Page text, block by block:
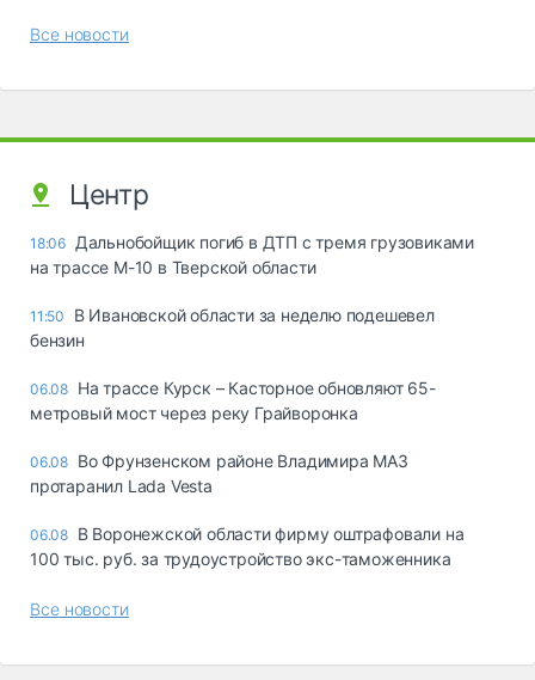
Все новости
Центр
18:06 Дальнобойщик погиб в ДТП с тремя грузовиками
на трассе М-10 в Тверской области
11:50
В Ивановской области за неделю подешевел
бензин
06.08 На трассе Курск – Касторное обновляют 65-
метровый мост через реку Грайворонка
06.08 Во Фрунзенском районе Владимира МАЗ
протаранил Lada Vesta
06.08 В Воронежской области фирму оштрафовали на
100 тыс. руб. за трудоустройство экс-таможенника
Все новости